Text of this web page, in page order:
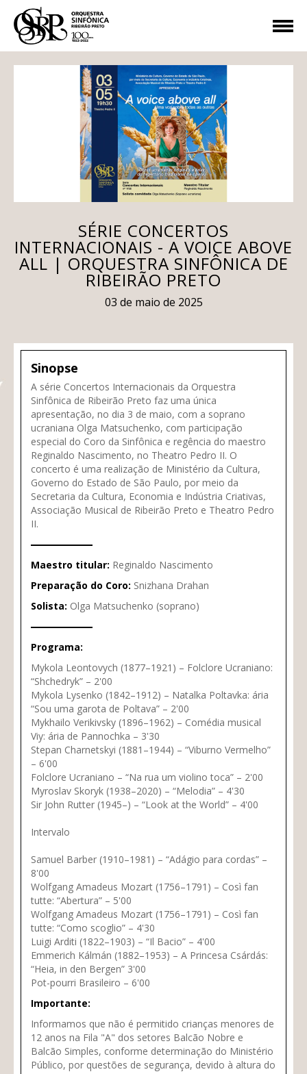
SÉRIE CONCERTOS
INTERNACIONAIS - A VOICE ABOVE
ALL | ORQUESTRA SINFÔNICA DE
RIBEIRÃO PRETO
03 de maio de 2025
Sinopse
A série Concertos Internacionais da Orquestra
Sinfônica de Ribeirão Preto faz uma única
apresentação, no dia 3 de maio, com a soprano
ucraniana Olga Matsuchenko, com participação
especial do Coro da Sinfônica e regência do maestro
Reginaldo Nascimento, no Theatro Pedro II. O
concerto é uma realização de Ministério da Cultura,
Governo do Estado de São Paulo, por meio da
Secretaria da Cultura, Economia e Indústria Criativas,
Associação Musical de Ribeirão Preto e Theatro Pedro
II.
Maestro titular: Reginaldo Nascimento
Preparação do Coro: Snizhana Drahan
Solista: Olga Matsuchenko (soprano)
Programa:
Mykola Leontovych (1877–1921) – Folclore Ucraniano:
“Shchedryk” – 2'00
Mykola Lysenko (1842–1912) – Natalka Poltavka: ária
“Sou uma garota de Poltava” – 2'00
Mykhailo Verikivsky (1896–1962) – Comédia musical
Viy: ária de Pannochka – 3'30
Stepan Charnetskyi (1881–1944) – “Viburno Vermelho”
– 6'00
Folclore Ucraniano – “Na rua um violino toca” – 2'00
Myroslav Skoryk (1938–2020) – “Melodia” – 4'30
Sir John Rutter (1945–) – “Look at the World” – 4'00
Intervalo
Samuel Barber (1910–1981) – “Adágio para cordas” –
8'00
Wolfgang Amadeus Mozart (1756–1791) – Così fan
tutte: “Abertura” – 5'00
Wolfgang Amadeus Mozart (1756–1791) – Così fan
tutte: “Como scoglio” – 4'30
Luigi Arditi (1822–1903) – “Il Bacio” – 4'00
Emmerich Kálmán (1882–1953) – A Princesa Csárdás:
“Heia, in den Bergen” 3'00
Pot-pourri Brasileiro – 6'00
Importante:
Informamos que não é permitido crianças menores de
12 anos na Fila "A" dos setores Balcão Nobre e
Balcão Simples, conforme determinação do Ministério
Público, por questões de segurança, devido à altura do